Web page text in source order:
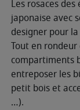
Les rosaces
japonaise avec
designer pour
Tout en
compartiments
entreposer les
petit bois et
…).